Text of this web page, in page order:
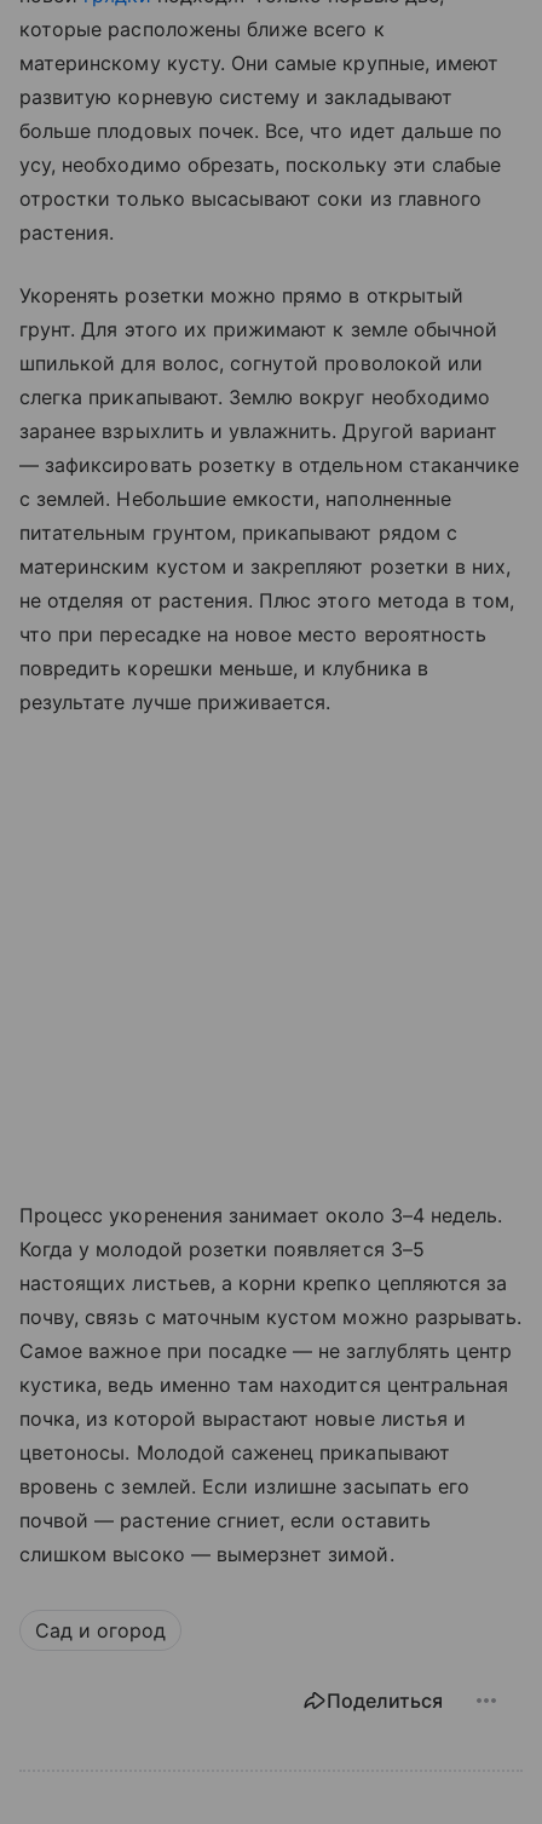
которые расположены ближе всего к
материнскому кусту. Они самые крупные, имеют
развитую корневую систему и закладывают
больше плодовых почек. Все, что идет дальше по
усу, необходимо обрезать, поскольку эти слабые
отростки только высасывают соки из главного
растения.
Укоренять розетки можно прямо в открытый
грунт. Для этого их прижимают к земле обычной
шпилькой для волос, согнутой проволокой или
слегка прикапывают. Землю вокруг необходимо
заранее взрыхлить и увлажнить. Другой вариант
— зафиксировать розетку в отдельном стаканчике
с землей. Небольшие емкости, наполненные
питательным грунтом, прикапывают рядом с
материнским кустом и закрепляют розетки в них,
не отделяя от растения. Плюс этого метода в том,
что при пересадке на новое место вероятность
повредить корешки меньше, и клубника в
результате лучше приживается.
Процесс укоренения занимает около 3–4 недель.
Когда у молодой розетки появляется 3–5
настоящих листьев, а корни крепко цепляются за
почву, связь с маточным кустом можно разрывать.
Самое важное при посадке — не заглублять центр
кустика, ведь именно там находится центральная
почка, из которой вырастают новые листья и
цветоносы. Молодой саженец прикапывают
вровень с землей. Если излишне засыпать его
почвой — растение сгниет, если оставить
слишком высоко — вымерзнет зимой.
Сад и огород
Поделиться